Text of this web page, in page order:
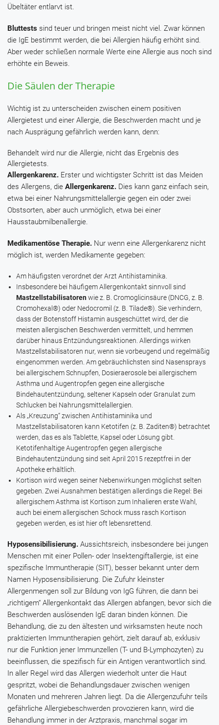
Übeltäter entlarvt ist.
Bluttests sind teuer und bringen meist nicht viel. Zwar können
die IgE bestimmt werden, die bei Allergien häufig erhöht sind.
Aber weder schließen normale Werte eine Allergie aus noch sind
erhöhte ein Beweis.
Die Säulen der Therapie
Wichtig ist zu unterscheiden zwischen einem positiven
Allergietest und einer Allergie, die Beschwerden macht und je
nach Ausprägung gefährlich werden kann, denn:
Behandelt wird nur die Allergie, nicht das Ergebnis des
Allergietests.
Allergenkarenz. Erster und wichtigster Schritt ist das Meiden
des Allergens, die Allergenkarenz. Dies kann ganz einfach sein,
etwa bei einer Nahrungsmittelallergie gegen ein oder zwei
Obstsorten, aber auch unmöglich, etwa bei einer
Hausstaubmilbenallergie.
Medikamentöse Therapie. Nur wenn eine Allergenkarenz nicht
möglich ist, werden Medikamente gegeben:
Am häufigsten verordnet der Arzt Antihistaminika.
Insbesondere bei häufigem Allergenkontakt sinnvoll sind
Mastzellstabilisatorenwie z. B. Cromoglicinsäure(DNCG, z. B.
Cromohexal®) oder Nedocromil (z. B. Tilade®). Sie verhindern,
dass der Botenstoff Histamin ausgeschüttet wird, der die
meisten allergischen Beschwerden vermittelt, und hemmen
darüber hinaus Entzündungsreaktionen. Allerdings wirken
Mastzellstabilisatoren nur, wenn sie vorbeugend und regelmäßig
eingenommen werden. Am gebräuchlichsten sind Nasensprays
bei allergischem Schnupfen, Dosieraerosole bei allergischem
Asthma und Augentropfen gegen eine allergische
Bindehautentzündung, seltener Kapseln oder Granulat zum
Schlucken bei Nahrungsmittelallergien.
Als „Kreuzung“ zwischen Antihistaminika und
Mastzellstabilisatoren kann Ketotifen (z. B. Zaditen®) betrachtet
werden, das es als Tablette, Kapsel oder Lösung gibt.
Ketotifenhaltige Augentropfen gegen allergische
Bindehautentzündung sind seit April 2015 rezeptfrei in der
Apotheke erhältlich.
Kortison wird wegen seiner Nebenwirkungen möglichst selten
gegeben. Zwei Ausnahmen bestätigen allerdings die Regel: Bei
allergischem Asthma ist Kortison zum Inhalieren erste Wahl,
auch bei einem allergischen Schock muss rasch Kortison
gegeben werden, es ist hier oft lebensrettend.
Hyposensibilisierung. Aussichtsreich, insbesondere bei jungen
Menschen mit einer Pollen- oder Insektengiftallergie, ist eine
spezifische Immuntherapie (SIT), besser bekannt unter dem
Namen Hyposensibilisierung. Die Zufuhr kleinster
Allergenmengen soll zur Bildung von IgG führen, die dann bei
„richtigem“ Allergenkontakt das Allergen abfangen, bevor sich die
Beschwerden auslösenden IgE daran binden können. Die
Behandlung, die zu den ältesten und wirksamsten heute noch
praktizierten Immuntherapien gehört, zielt darauf ab, exklusiv
nur die Funktion jener Immunzellen (T- und B-Lymphozyten) zu
beeinflussen, die spezifisch für ein Antigen verantwortlich sind.
In aller Regel wird das Allergen wiederholt unter die Haut
gespritzt, wobei die Behandlungsdauer zwischen wenigen
Monaten und mehreren Jahren liegt. Da die Allergenzufuhr teils
gefährliche Allergiebeschwerden provozieren kann, wird die
Behandlung immer in der Arztpraxis, manchmal sogar im